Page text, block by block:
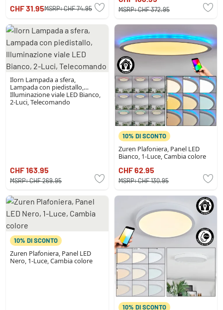
CHF 31.95MSRP:CHF 74.95 MSRP:CHF 372.95
Ilorn Lampada a sfera,
Lampada con piedistallo,
Illuminazione viale LED Bianco,
2-Luci, Telecomando
CHF 163.95
MSRP:CHF 269.95
10% DI SCONTO
Zuren Plafoniera, Panel LED
Bianco, 1-Luce, Cambia colore
CHF 62.95
MSRP:CHF 130.95
10% DI SCONTO
Zuren Plafoniera, Panel LED
Nero, 1-Luce, Cambia colore
10% DI SCONTO